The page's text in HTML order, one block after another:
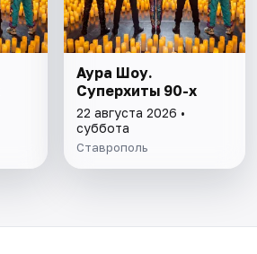
Аура Шоу.
Суперхиты 90-х
22 августа 2026 •
суббота
Ставрополь